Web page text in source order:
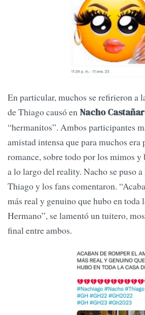
En particular, muchos se refirieron a
de Thiago causó enNacho
“hermanitos”. Ambos participantes
amistad intensa que para muchos era
romance, sobre todo por los mimos y
a lo largo del reality. Nacho se puso
Thiago y los fans comentaron.
más real y genuino que hubo en toda
Hermano”, se lamentó un tuitero,
final entre ambos.